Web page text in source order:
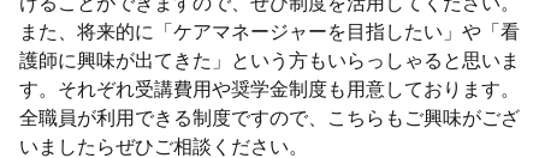
また、将来的に「ケアマネージャーを目指したい」や「看
護師に興味が出てきた」という方もいらっしゃると思いま
す。それぞれ受講費用や奨学金制度も用意しております。
全職員が利用できる制度ですので、こちらもご興味がござ
いましたらぜひご相談ください。